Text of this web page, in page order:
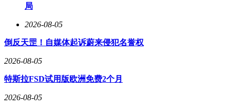
局
2026-08-05
倒反天罡！自媒体起诉蔚来侵犯名誉权
2026-08-05
特斯拉FSD试用版欧洲免费2个月
2026-08-05